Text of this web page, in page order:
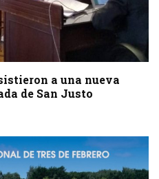
a una nueva
de San Justo